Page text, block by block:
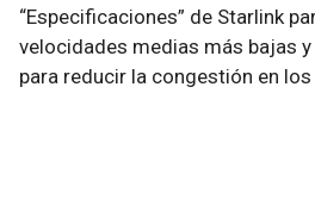
“Especificaciones” de Starlink
velocidades medias más bajas
para reducir la congestión en